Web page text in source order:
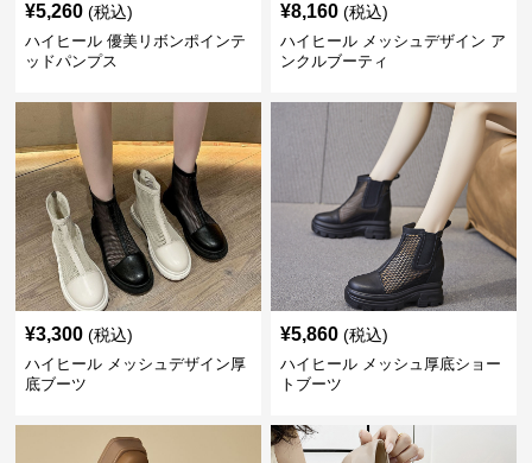
¥5,260 (税込)
ハイヒール 優美リボンポインテ
ッドパンプス
¥8,160 (税込)
ハイヒール メッシュデザイン ア
ンクルブーティ
¥3,300 (税込)
ハイヒール メッシュデザイン厚
底ブーツ
¥5,860 (税込)
ハイヒール メッシュ厚底ショー
トブーツ